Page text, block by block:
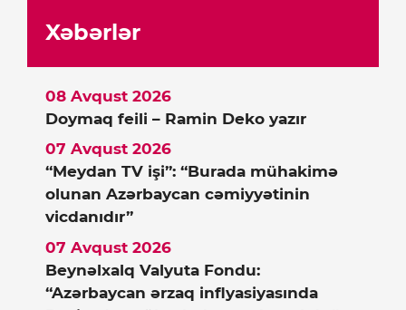
Xəbərlər
Doymaq feili – Ramin Deko yazır
08 Avqust 2026
“Meydan TV işi”: “Burada mühakimə
olunan Azərbaycan cəmiyyətinin
vicdanıdır”
07 Avqust 2026
Beynəlxalq Valyuta Fondu:
“Azərbaycan ərzaq inflyasiyasında
07 Avqust 2026